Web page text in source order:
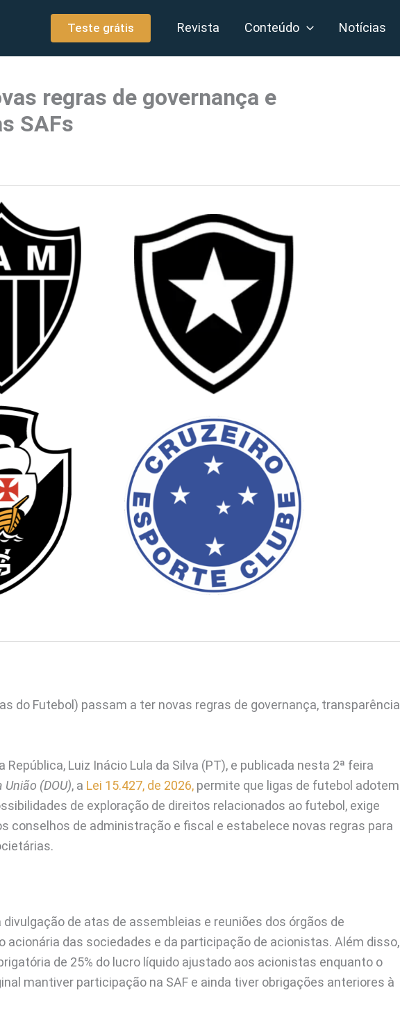
Teste grátis Revista Conteúdo Notícias
regras de governança e
SAFs
do Futebol) passam a ter novas regras de governança, transparência
Luiz Inácio Lula da Silva (PT), e publicada nesta 2ª feira
(DOU), a Lei 15.427, de 2026, permite que ligas de futebol adotem
de exploração de direitos relacionados ao futebol, exige
conselhos de administração e fiscal e estabelece novas regras para
de atas de assembleias e reuniões dos órgãos de
acionária das sociedades e da participação de acionistas. Além disso,
de 25% do lucro líquido ajustado aos acionistas enquanto o
mantiver participação na SAF e ainda tiver obrigações anteriores à